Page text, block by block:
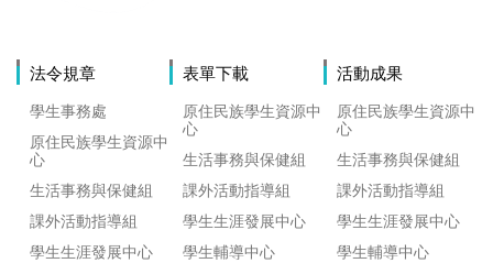
法令規章
學生事務處
原住民族學生資源中
心
生活事務與保健組
課外活動指導組
學生生涯發展中心
表單下載
原住民族學生資源中
心
生活事務與保健組
課外活動指導組
學生生涯發展中心
學生輔導中心
活動成果
原住民族學生資源中
心
生活事務與保健組
課外活動指導組
學生生涯發展中心
學生輔導中心